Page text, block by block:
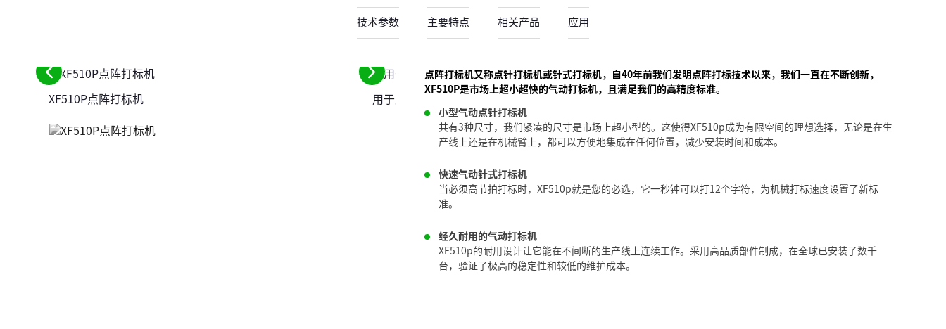
技术参数 主要特点 相关产品 应用
XF510P点阵打标机 用于产线打标的点阵打标机 XF510p集成式系列：3种规格的打标头
请
参
前
请
参
点阵打标机又称点针打标机或针式打标机，自40年前我们发明点阵打标技术以来，我们一直在不断创新，
XF510P是市场上超小超快的气动打标机，且满足我们的高精度标准。
小型气动点针打标机
共有3种尺寸，我们紧凑的尺寸是市场上超小型的。这使得XF510p成为有限空间的理想选择，无论是在生
产线上还是在机械臂上，都可以方便地集成在任何位置，减少安装时间和成本。
快速气动针式打标机
当必须高节拍打标时，XF510p就是您的必选，它一秒钟可以打12个字符，为机械打标速度设置了新标
准。
经久耐用的气动打标机
XF510p的耐用设计让它能在不间断的生产线上连续工作。采用高品质部件制成，在全球已安装了数千
台，验证了极高的稳定性和较低的维护成本。